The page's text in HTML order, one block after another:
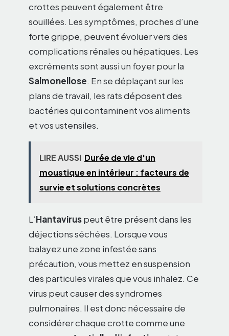
crottes peuvent également être
souillées. Les symptômes, proches d’une
forte grippe, peuvent évoluer vers des
complications rénales ou hépatiques. Les
excréments sont aussi un foyer pour la
Salmonellose. En se déplaçant sur les
plans de travail, les rats déposent des
bactéries qui contaminent vos aliments
et vos ustensiles.
LIRE AUSSI Durée de vie d'un
moustique en intérieur : facteurs de
survie et solutions concrètes
L’Hantaviruspeut être présent dans les
déjections séchées. Lorsque vous
balayez une zone infestée sans
précaution, vous mettez en suspension
des particules virales que vous inhalez. Ce
virus peut causer des syndromes
pulmonaires. Il est donc nécessaire de
considérer chaque crotte comme une